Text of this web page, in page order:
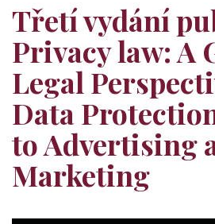
Třetí vydání
Privacy law: A
Legal
Data
to Advertising
Marketing